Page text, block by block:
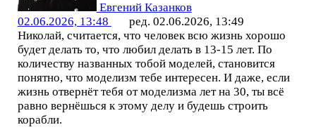
Евгений Казанков
02.06.2026, 13:48
ред. 02.06.2026, 13:49
Николай, считается, что человек всю жизнь хорошо
будет делать то, что любил делать в 13-15 лет. По
количеству названных тобой моделей, становится
понятно, что моделизм тебе интересен. И даже, если
жизнь отвернёт тебя от моделизма лет на 30, ты всё
равно вернёшься к этому делу и будешь строить
корабли.